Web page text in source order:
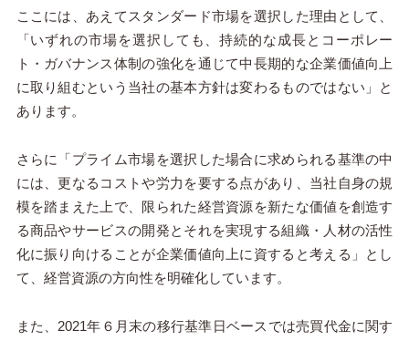
ここには、あえてスタンダード市場を選択した理由として、
「いずれの市場を選択しても、持続的な成長とコーポレー
ト・ガバナンス体制の強化を通じて中長期的な企業価値向上
に取り組むという当社の基本方針は変わるものではない」と
あります。
さらに「プライム市場を選択した場合に求められる基準の中
には、更なるコストや労力を要する点があり、当社自身の規
模を踏まえた上で、限られた経営資源を新たな価値を創造す
る商品やサービスの開発とそれを実現する組織・人材の活性
化に振り向けることが企業価値向上に資すると考える」とし
て、経営資源の方向性を明確化しています。
また、2021年６月末の移行基準日ベースでは売買代金に関す